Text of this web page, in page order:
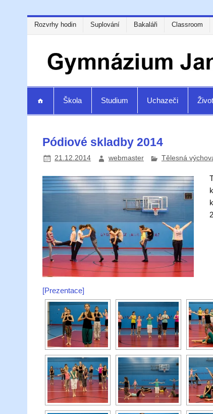
Rozvrhy hodin Suplování Bakaláři Classroom
Škola Studium Uchazeči
Pódiové skladby 2014
21.12.2014 webmaster Tělesná
[Prezentace]